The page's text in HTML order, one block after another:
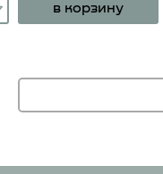
в корзину